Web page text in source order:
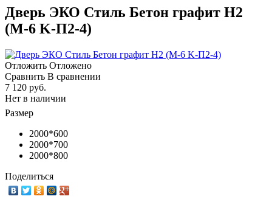
Дверь ЭКО Стиль Бетон графит Н2
(М-6 K-П2-4)
Отложить Отложено
Сравнить В сравнении
7 120 руб.
Нет в наличии
Размер
2000*600
2000*700
2000*800
Поделиться